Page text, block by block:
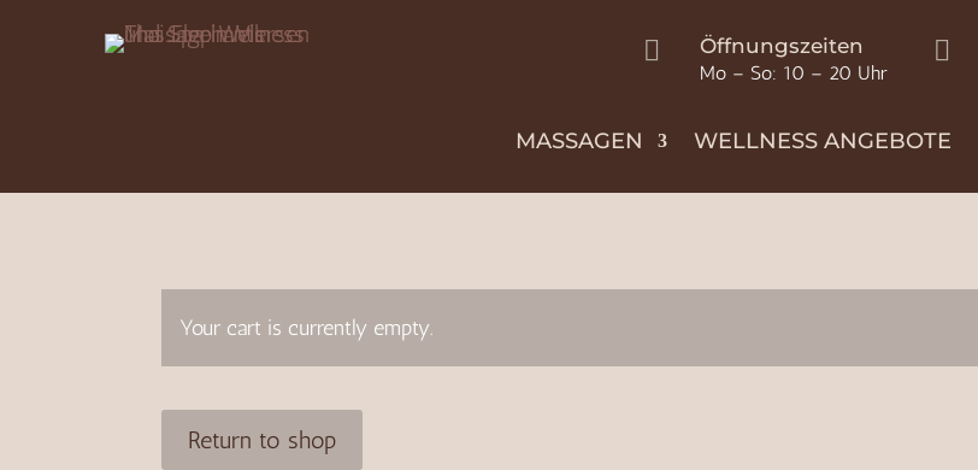
 Öffnungszeiten
Mo – So: 10 – 20 Uhr

MASSAGEN WELLNESS ANGEBOTE
Your cart is currently empty.
Return to shop